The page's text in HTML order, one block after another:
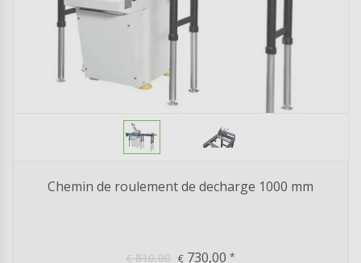
Chemin de roulement de decharge 1000 mm
€810,00 €730,00 *